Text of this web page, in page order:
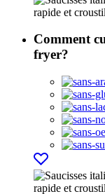
Comment
fryer?